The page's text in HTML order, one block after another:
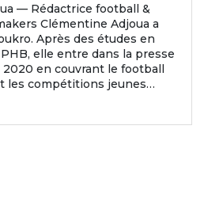
— Rédactrice football &
Clémentine Adjoua a
Après des études en
elle entre dans la presse
en couvrant le football
les compétitions jeunes…